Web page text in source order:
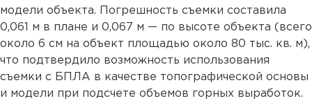
модели объекта. Погрешность съемки составила
0,061 м в плане и 0,067 м — по высоте объекта (всего
около 6 см на объект площадью около 80 тыс. кв. м),
что подтвердило возможность использования
съемки с БПЛА в качестве топографической основы
и модели при подсчете объемов горных выработок.